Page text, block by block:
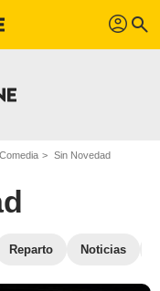
profil search
Sin Novedad
Reparto Noticias